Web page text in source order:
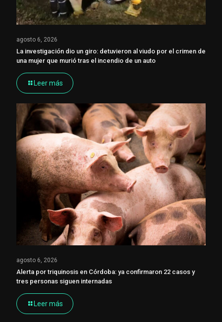
agosto 6, 2026
La investigación dio un giro: detuvieron al viudo por el crimen de
una mujer que murió tras el incendio de un auto
Leer más
agosto 6, 2026
Alerta por triquinosis en Córdoba: ya confirmaron 22 casos y
tres personas siguen internadas
Leer más